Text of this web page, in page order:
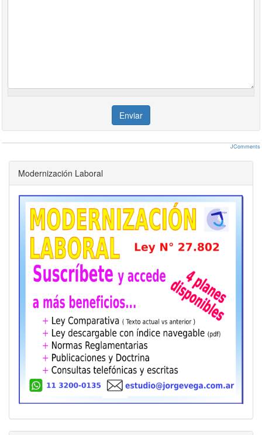
Enviar
JComments
Modernización Laboral